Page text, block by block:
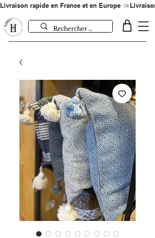
Livraison rapide en France et en Europe